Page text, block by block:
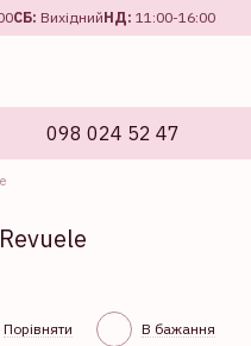
CБ: ВихіднийНД: 11:00-16:00
098 024 52 47
Порівняти В бажання